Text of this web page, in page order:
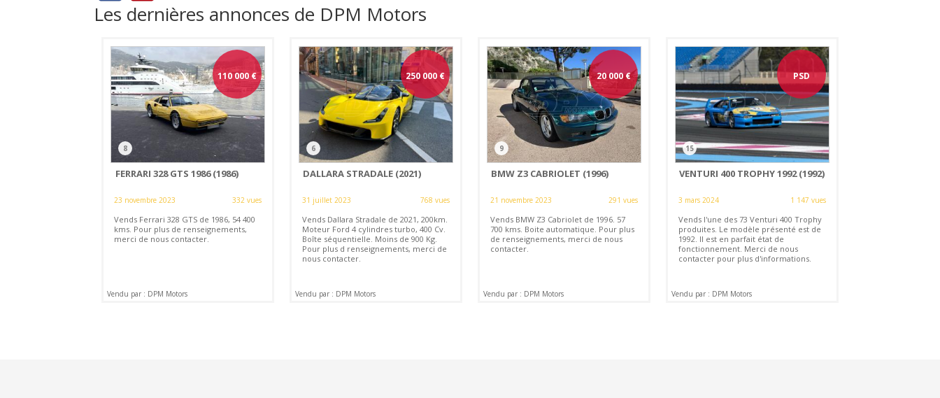
Les dernières annonces de DPM Motors
110 000 €
8
FERRARI 328 GTS 1986 (1986)
23 novembre 2023 332 vues
Vends Ferrari 328 GTS de 1986, 54 400
kms. Pour plus de renseignements,
merci de nous contacter.
Vendu par : DPM Motors
250 000 €
6
DALLARA STRADALE (2021)
31 juillet 2023 768 vues
Vends Dallara Stradale de 2021, 200km.
Moteur Ford 4 cylindres turbo, 400 Cv.
Boîte séquentielle. Moins de 900 Kg.
Pour plus d renseignements, merci de
nous contacter.
Vendu par : DPM Motors
20 000€
9
BMW Z3 CABRIOLET (1996)
21 novembre 2023 291 vues
Vends BMW Z3 Cabriolet de 1996. 57
700 kms. Boite automatique. Pour plus
de renseignements, merci de nous
contacter.
Vendu par : DPM Motors
PSD
15
VENTURI 400 TROPHY 1992 (1992)
3 mars 2024 1 147 vues
Vends l'une des 73 Venturi 400 Trophy
produites. Le modèle présenté est de
1992. Il est en parfait état de
fonctionnement. Merci de nous
contacter pour plus d'informations.
Vendu par : DPM Motors